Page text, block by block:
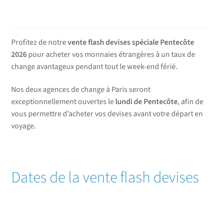
Profitez de notrevente flash devises spéciale Pentecôte
2026pour acheter vos monnaies étrangères à un taux de
change avantageux pendant tout le week-end férié.
Nos deux agences de change à Paris seront
exceptionnellement ouvertes lelundi de Pentecôte, afin de
vous permettre d’acheter vos devises avant votre départ en
voyage.
Dates de la vente flash devises